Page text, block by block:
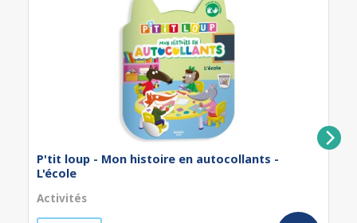
P'tit loup - Mon histoire en autocollants -
L'école
Activités